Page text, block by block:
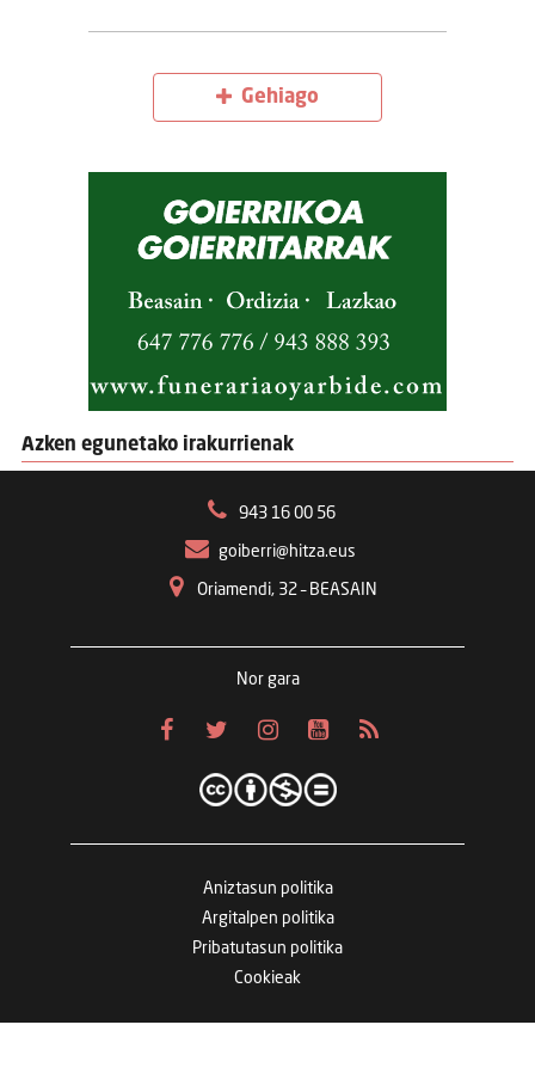
Gehiago
Azken egunetako irakurrienak
943 16 00 56
goiberri@hitza.eus
Oriamendi, 32 – BEASAIN
Nor gara
Aniztasun politika
Argitalpen politika
Pribatutasun politika
Cookieak